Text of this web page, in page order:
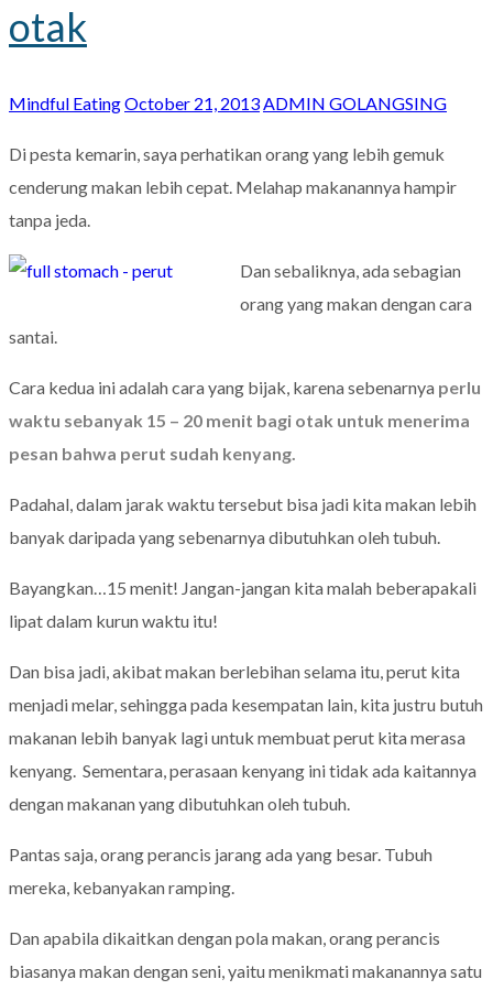
otak
Mindful EatingOctober 21, 2013 ADMIN GOLANGSING
Di pesta kemarin, saya perhatikan orang yang lebih gemuk
cenderung makan lebih cepat. Melahap makanannya hampir
tanpa jeda.
Dan sebaliknya, ada sebagian
orang yang makan dengan cara
santai.
Cara kedua ini adalah cara yang bijak, karena sebenarnya perlu
waktu sebanyak 15 – 20 menit bagi otak untuk menerima
pesan bahwa perut sudah kenyang.
Padahal, dalam jarak waktu tersebut bisa jadi kita makan lebih
banyak daripada yang sebenarnya dibutuhkan oleh tubuh.
Bayangkan…15 menit! Jangan-jangan kita malah beberapakali
lipat dalam kurun waktu itu!
Dan bisa jadi, akibat makan berlebihan selama itu, perut kita
menjadi melar, sehingga pada kesempatan lain, kita justru butuh
makanan lebih banyak lagi untuk membuat perut kita merasa
kenyang. Sementara, perasaan kenyang ini tidak ada kaitannya
dengan makanan yang dibutuhkan oleh tubuh.
Pantas saja, orang perancis jarang ada yang besar. Tubuh
mereka, kebanyakan ramping.
Dan apabila dikaitkan dengan pola makan, orang perancis
biasanya makan dengan seni, yaitu menikmati makanannya satu